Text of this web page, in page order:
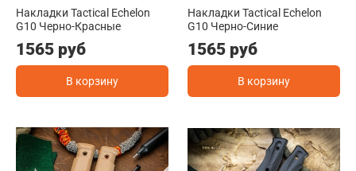
Накладки Tactical Echelon
G10 Черно-Красные
1565 руб
В корзину
Накладки Tactical Echelon
G10 Черно-Синие
1565 руб
В корзину